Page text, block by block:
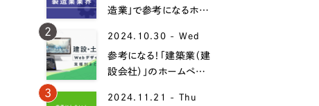
造業」で参考になるホー
19選！
2 2024.10.30 - Wed
参考になる！「建築業（建
設会社）」のホームペー
3 2024.11.21 - Thu